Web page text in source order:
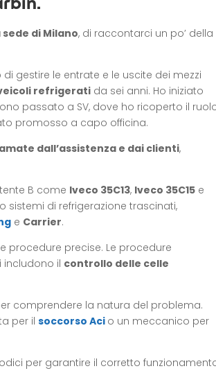
di Milano, di raccontarci un po’ della
gestire le entrate e le uscite dei mezzi
refrigerati da sei anni. Ho iniziato
passato a SV, dove ho ricoperto il
promosso a capo officina.
dall’assistenza e dai clienti,
B come Iveco 35C13, Iveco 35C15 e
sistemi di refrigerazione trascinati,
e Carrier.
procedure precise. Le procedure
includono il controllo delle celle
comprendere la natura del problema.
per ilsoccorso Aci o un meccanico per
per garantire il corretto